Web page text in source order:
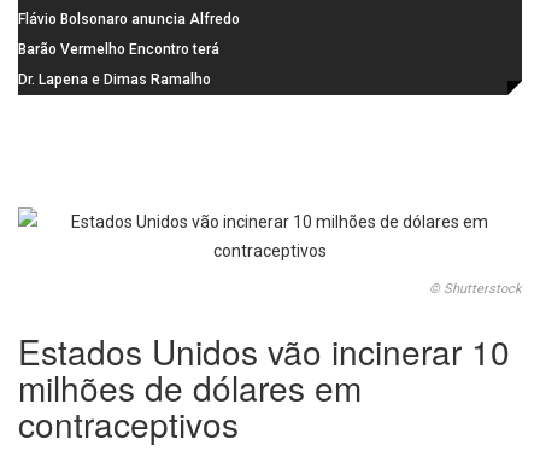
campeonato Estadual
científica da FAPESP
Flávio Bolsonaro anuncia Alfredo
Gaspar, relator da comissão do
INSS, como vice
Barão Vermelho Encontro terá
data extra em Belo Horizonte
Dr. Lapena e Dimas Ramalho
© Shutterstock
Estados Unidos vão incinerar 10
milhões de dólares em
contraceptivos